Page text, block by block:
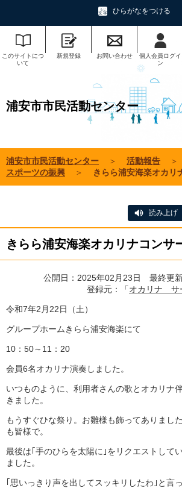
ひらがなをつける
このサイトにつ
いて
新規登録 お問い合わせ
個人会員ログイ
ン
浦安市市民活動センター
浦安市市民活動センター ＞ 活動報告 ＞
スポーツの振興
＞ きらら浦安海楽オカリ
読み上げ
きらら浦安海楽オカリナコンサ
公開日：2025年02月23日 最終更
登録元：「オカリナ サ
令和7年2月22日（土）
グループホームきらら浦安海楽にて
10：50～11：20
会員6名オカリナ演奏しました。
いつものように、利用者さんの歌とオカリナ
きました。
もうすぐひな祭り。お雛様も飾ってありまし
も皆様で。
最後は｢手のひらを太陽に｣をリクエストして
ました。
｢思いっきり声を出してスッキリしたわ｣と言